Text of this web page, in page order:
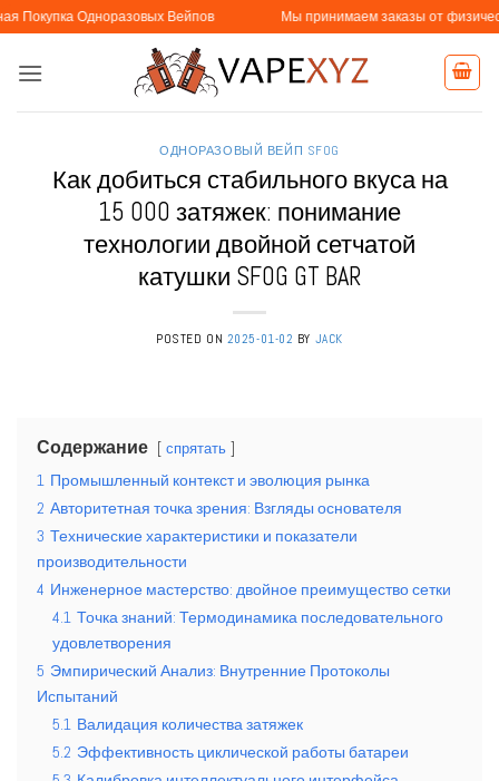
Skip
to
content
Одноразовых Вейпов Мы принимаем заказы от физических и
ОДНОРАЗОВЫЙ ВЕЙП SFOG
Как добиться стабильного вкуса на
15 000 затяжек: понимание
технологии двойной сетчатой
катушки SFOG GT BAR
POSTED ON 2025-01-02 BY JACK
Содержание спрятать
1 Промышленный контекст и эволюция рынка
2 Авторитетная точка зрения: Взгляды основателя
3 Технические характеристики и показатели
производительности
4 Инженерное мастерство: двойное преимущество сетки
4.1 Точка знаний: Термодинамика последовательного
удовлетворения
5 Эмпирический Анализ: Внутренние Протоколы
Испытаний
5.1 Валидация количества затяжек
5.2 Эффективность циклической работы батареи